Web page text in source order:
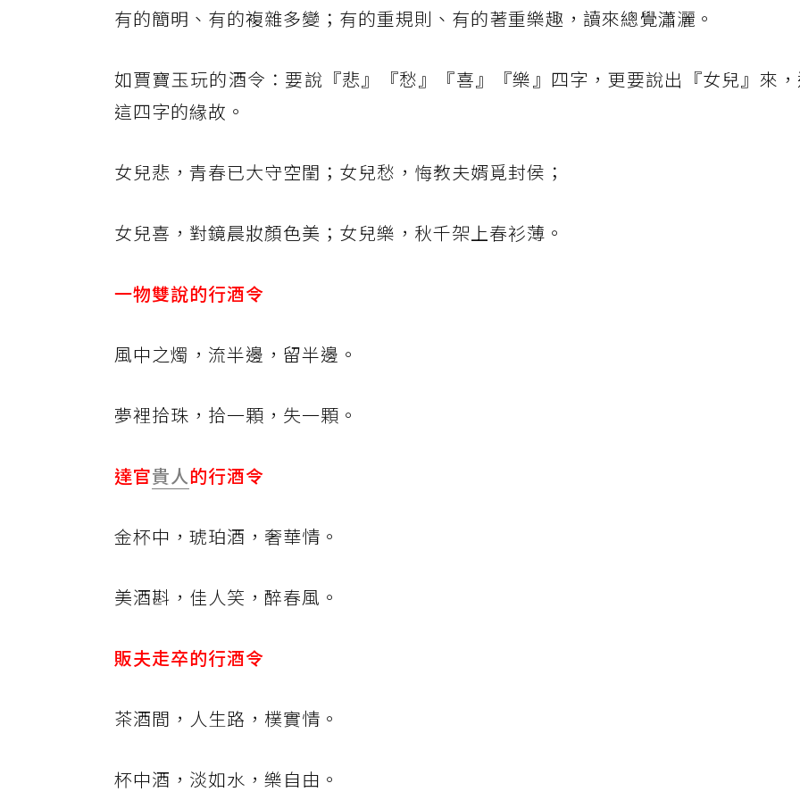
有的簡明、有的複雜多變；有的重規則、有的著重樂趣，讀來總覺瀟灑。
如賈寶玉玩的酒令：要說『悲』『愁』『喜』『樂』四字，更要說出『女兒』來
這四字的緣故。
女兒悲，青春已大守空閨；女兒愁，悔教夫婿覓封侯；
女兒喜，對鏡晨妝顏色美；女兒樂，秋千架上春衫薄。
一物雙說的行酒令
風中之燭，流半邊，留半邊。
夢裡拾珠，拾一顆，失一顆。
達官貴人的行酒令
金杯中，琥珀酒，奢華情。
美酒斟，佳人笑，醉春風。
販夫走卒的行酒令
茶酒間，人生路，樸實情。
杯中酒，淡如水，樂自由。